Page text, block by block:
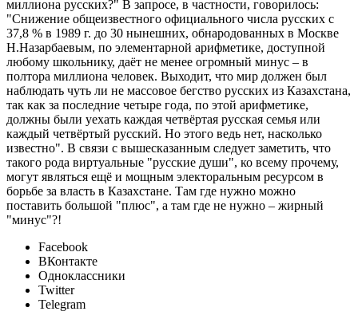
миллиона русских?" В запросе, в частности, говорилось:
"Снижение общеизвестного официального числа русских с
37,8 % в 1989 г. до 30 нынешних, обнародованных в Москве
Н.Назарбаевым, по элементарной арифметике, доступной
любому школьнику, даёт не менее огромный минус – в
полтора миллиона человек. Выходит, что мир должен был
наблюдать чуть ли не массовое бегство русских из Казахстана,
так как за последние четыре года, по этой арифметике,
должны были уехать каждая четвёртая русская семья или
каждый четвёртый русский. Но этого ведь нет, насколько
известно". В связи с вышесказанным следует заметить, что
такого рода виртуальные "русские души", ко всему прочему,
могут являться ещё и мощным электоральным ресурсом в
борьбе за власть в Казахстане. Там где нужно можно
поставить большой "плюс", а там где не нужно – жирный
"минус"?!
Facebook
ВКонтакте
Одноклассники
Twitter
Telegram